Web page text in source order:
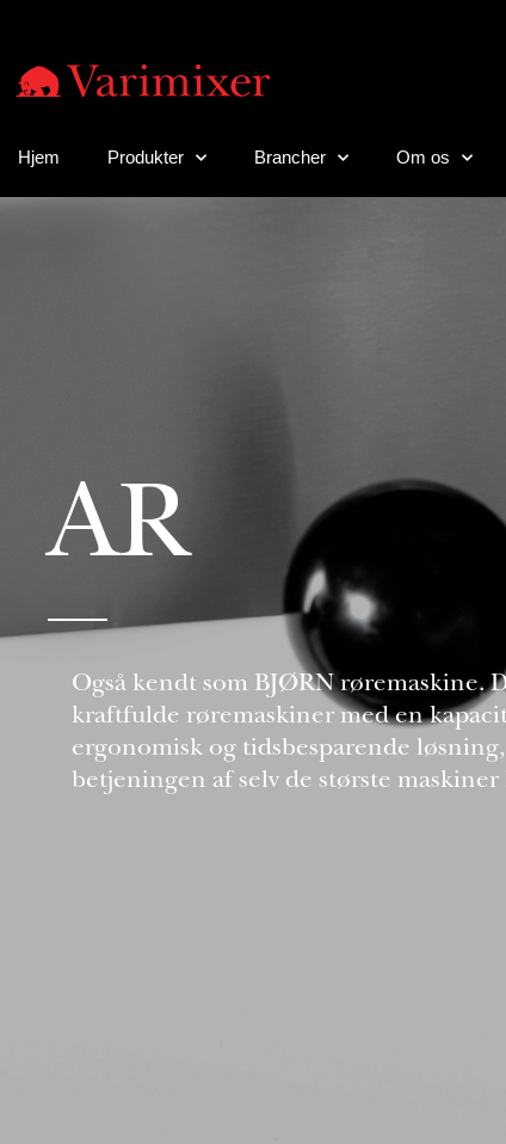
Hjem Produkter Brancher Om os
AR
Også kendt som BJØRN røremaskine.
kraftfulde røremaskiner med en
ergonomisk og tidsbesparende
betjeningen af selv de største